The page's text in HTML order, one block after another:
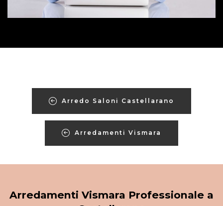
Arredo Saloni Castellarano
Arredamenti Vismara
Arredamenti Vismara Professionale a